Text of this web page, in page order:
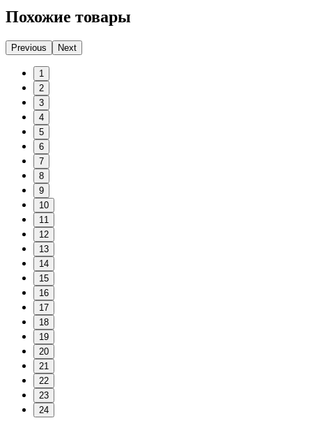
Похожие товары
Previous Next
1
2
3
4
5
6
7
8
9
10
11
12
13
14
15
16
17
18
19
20
21
22
23
24